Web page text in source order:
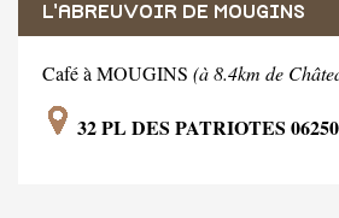
L'ABREUVOIR DE MOUGINS
Café à MOUGINS (à 8.4km de
32 PL DES PATRIOTES